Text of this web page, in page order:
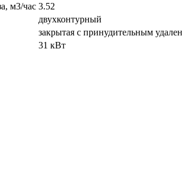
м3/час 3.52
двухконтурный
закрытая с принудительным
31 кВт